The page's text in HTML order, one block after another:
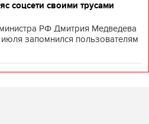
соцсети своими трусами
РФ Дмитрия Медведева
запомнился пользователям